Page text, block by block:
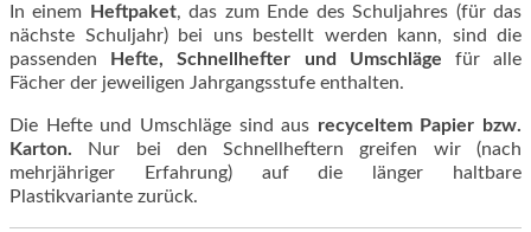
In einem Heftpaket, das zum Ende des Schuljahres (für das
nächste Schuljahr) bei uns bestellt werden kann, sind die
passenden
Hefte, Schnellhefter und Umschläge für alle
Fächer der jeweiligen Jahrgangsstufe enthalten.
Die Hefte und Umschläge sind aus recyceltem Papier bzw.
Karton.
Nur bei den Schnellheftern greifen wir (nach
mehrjähriger Erfahrung) auf die länger haltbare
Plastikvariante zurück.